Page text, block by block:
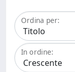
Ordina per:
In ordine: